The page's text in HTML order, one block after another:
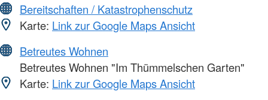
Bereitschaften / Katastrophenschutz
Karte: Link zur Google Maps Ansicht
Betreutes Wohnen
Betreutes Wohnen "Im Thümmelschen Garten"
Karte: Link zur Google Maps Ansicht